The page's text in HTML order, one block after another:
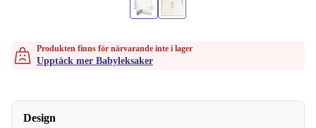
Produkten finns för närvarande inte i lager
Upptäck mer Babyleksaker
Design